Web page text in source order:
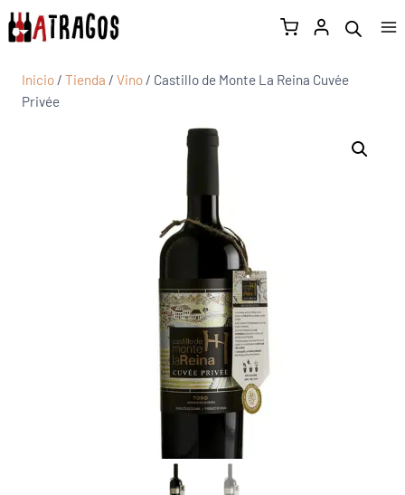
Inicio / Tienda / Vino / Castillo de Monte La Reina Cuvée
Privée